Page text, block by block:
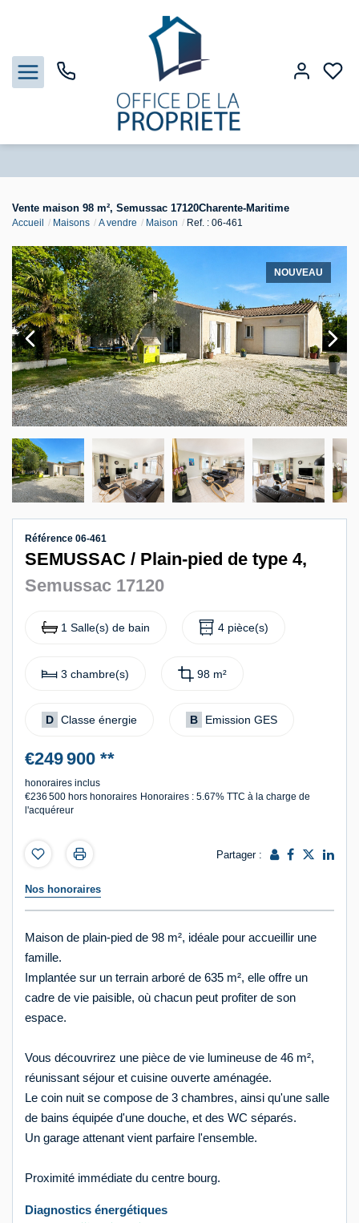
Biens vendus
Estimation
Gestion
Notre Agence
Contact
Vente maison 98 m², Semussac 17120Charente-Maritime
Accueil Maisons A vendre Maison Ref. : 06-461
NOUVEAU
Référence 06-461
SEMUSSAC / Plain-pied de type 4,
Semussac 17120
1 Salle(s) de bain 4 pièce(s)
3 chambre(s) 98 m²
D Classe énergie B Emission GES
€249 900 **
honoraires inclus
€236 500 hors honoraires Honoraires : 5.67% TTC à la charge de
l'acquéreur
Partager :
Nos honoraires
Maison de plain-pied de 98 m², idéale pour accueillir une
famille.
Implantée sur un terrain arboré de 635 m², elle offre un
cadre de vie paisible, où chacun peut profiter de son
espace.
Vous découvrirez une pièce de vie lumineuse de 46 m²,
réunissant séjour et cuisine ouverte aménagée.
Le coin nuit se compose de 3 chambres, ainsi qu'une salle
de bains équipée d'une douche, et des WC séparés.
Un garage attenant vient parfaire l'ensemble.
Proximité immédiate du centre bourg.
Diagnostics énergétiques